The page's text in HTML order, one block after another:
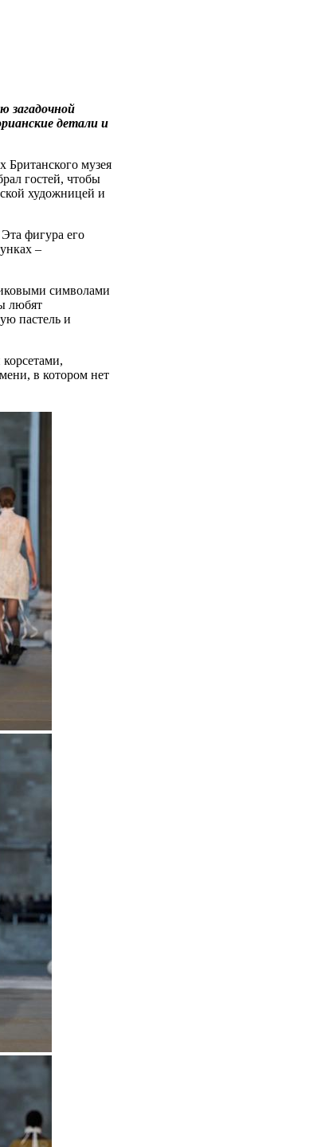
загадочной
детали и
Британского музея
гостей, чтобы
художницей и
фигура его
–
символами
любят
пастель и
в котором нет